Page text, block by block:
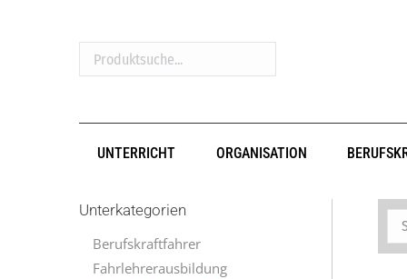
Produktsuche...
UNTERRICHT ORGANISATION
Unterkategorien
Berufskraftfahrer
Fahrlehrerausbildung